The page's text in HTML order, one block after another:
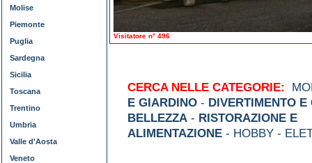
Visitatore n° 496
CERCA NELLE CATEGORIE:
E GIARDINO - DIVERTIMENTO E
BELLEZZA - RISTORAZIONE E
ALIMENTAZIONE - HOBBY -
Molise
Piemonte
Puglia
Sardegna
Sicilia
Toscana
Trentino
Umbria
Valle d'Aosta
Veneto